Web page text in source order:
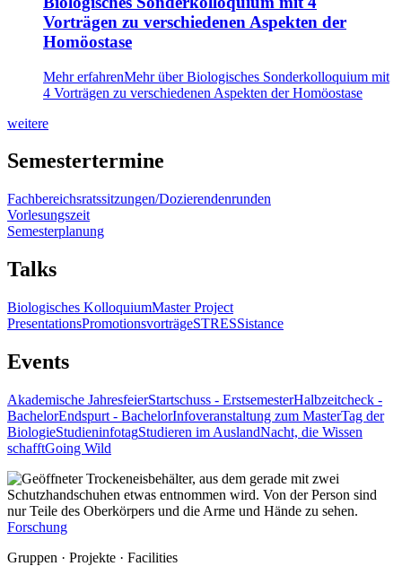
Vorträgen zu verschiedenen Aspekten der
Homöostase
Mehr erfahrenMehr über Biologisches Sonderkolloquium mit
4 Vorträgen zu verschiedenen Aspekten der Homöostase
weitereweitere
Semestertermine
Fachbereichsratssitzungen/Dozierendenrunden
Vorlesungszeit
Semesterplanung
Talks
Biologisches KolloquiumMaster Project
PresentationsPromotionsvorträgeSTRESSistance
Events
Akademische JahresfeierStartschuss - ErstsemesterHalbzeitcheck -
BachelorEndspurt - BachelorInfoveranstaltung zum MasterTag der
BiologieStudieninfotagStudieren im AuslandNacht, die Wissen
schafftGoing Wild
Forschung
Gruppen · Projekte · Facilities